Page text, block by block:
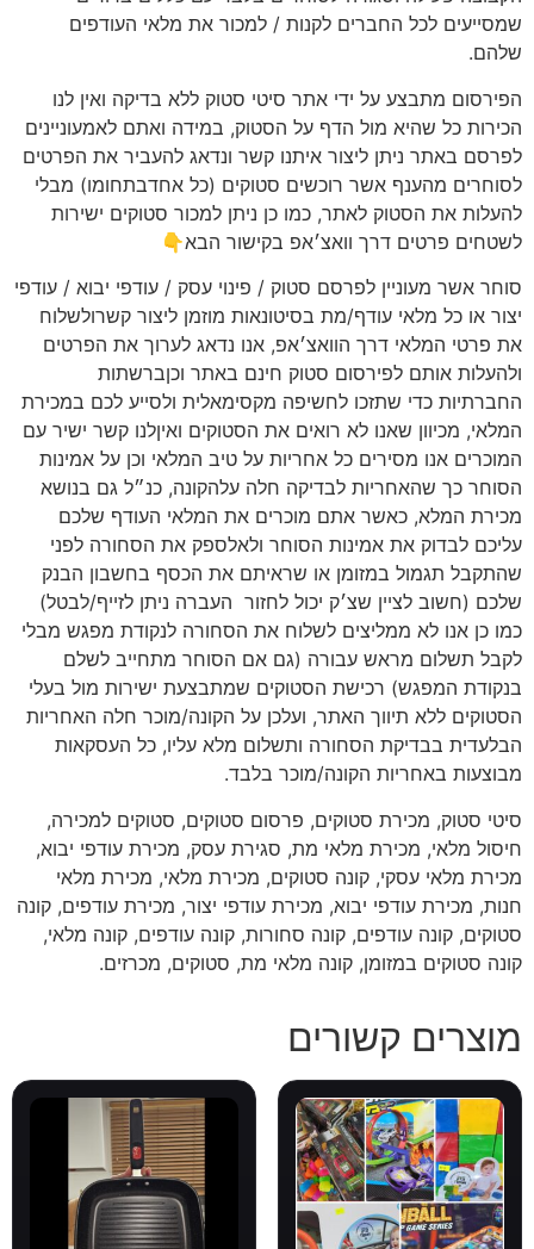
שמסייעים לכל החברים לקנות / למכור את מלאי העודפים
שלהם.
הפירסום מתבצע על ידי אתר סיטי סטוק ללא בדיקה ואין לנו
הכירות כל שהיא מול הדף על הסטוק, במידה ואתם לאמעוניינים
לפרסם באתר ניתן ליצור איתנו קשר ונדאג להעביר את הפרטים
לסוחרים מהענף אשר רוכשים סטוקים (כל אחדבתחומו) מבלי
להעלות את הסטוק לאתר, כמו כן ניתן למכור סטוקים ישירות
לשטחים פרטים דרך וואצ׳אפ בקישור הבא👇
סוחר אשר מעוניין לפרסם סטוק / פינוי עסק / עודפי יבוא / עודפי
יצור או כל מלאי עודף/מת בסיטונאות מוזמן ליצור קשרולשלוח
את פרטי המלאי דרך הוואצ׳אפ, אנו נדאג לערוך את הפרטים
ולהעלות אותם לפירסום סטוק חינם באתר וכןברשתות
החברתיות כדי שתזכו לחשיפה מקסימאלית ולסייע לכם במכירת
המלאי, מכיוון שאנו לא רואים את הסטוקים ואיןלנו קשר ישיר עם
המוכרים אנו מסירים כל אחריות על טיב המלאי וכן על אמינות
הסוחר כך שהאחריות לבדיקה חלה עלהקונה, כנ״ל גם בנושא
מכירת המלא, כאשר אתם מוכרים את המלאי העודף שלכם
עליכם לבדוק את אמינות הסוחר ולאלספק את הסחורה לפני
שהתקבל תגמול במזומן או שראיתם את הכסף בחשבון הבנק
שלכם (חשוב לציין שצ׳ק יכול לחזור העברה ניתן לזייף/לבטל)
כמו כן אנו לא ממליצים לשלוח את הסחורה לנקודת מפגש מבלי
לקבל תשלום מראש עבורה (גם אם הסוחר מתחייב לשלם
בנקודת המפגש) רכישת הסטוקים שמתבצעת ישירות מול בעלי
הסטוקים ללא תיווך האתר, ועלכן על הקונה/מוכר חלה האחריות
הבלעדית בבדיקת הסחורה ותשלום מלא עליו, כל העסקאות
מבוצעות באחריות הקונה/מוכר בלבד.
סיטי סטוק, מכירת סטוקים, פרסום סטוקים, סטוקים למכירה,
חיסול מלאי, מכירת מלאי מת, סגירת עסק, מכירת עודפי יבוא,
מכירת מלאי עסקי, קונה סטוקים, מכירת מלאי, מכירת מלאי
חנות, מכירת עודפי יבוא, מכירת עודפי יצור, מכירת עודפים, קונה
סטוקים, קונה עודפים, קונה סחורות, קונה עודפים, קונה מלאי,
קונה סטוקים במזומן, קונה מלאי מת, סטוקים, מכרזים.
מוצרים קשורים